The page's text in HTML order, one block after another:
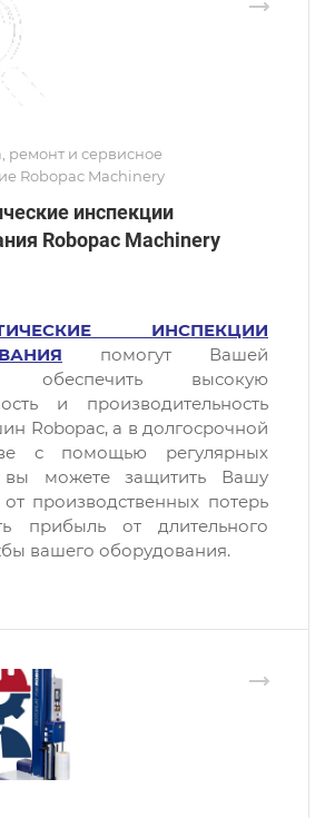
ремонт и сервисное
Robopac Machinery
инспекции
Robopac Machinery
ИНСПЕКЦИИ
помогут Вашей
обеспечить высокую
и производительность
Robopac, а в долгосрочной
с помощью регулярных
вы можете защитить Вашу
производственных потерь
прибыль от длительного
вашего оборудования.